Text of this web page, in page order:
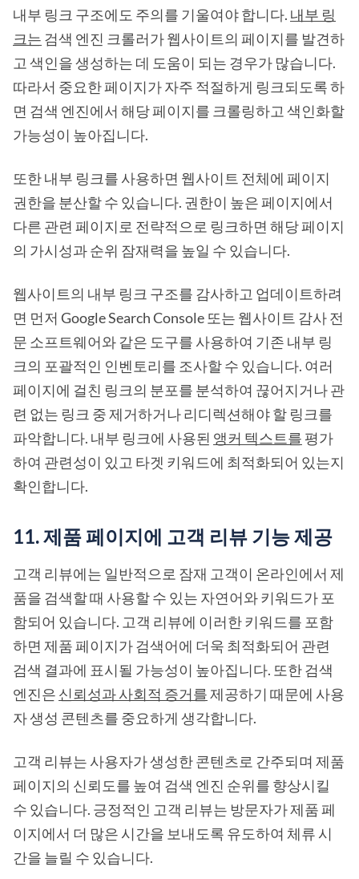
내부 링크 구조에도 주의를 기울여야 합니다. 내부 링
크는 검색 엔진 크롤러가 웹사이트의 페이지를 발견하
고 색인을 생성하는 데 도움이 되는 경우가 많습니다.
따라서 중요한 페이지가 자주 적절하게 링크되도록 하
면 검색 엔진에서 해당 페이지를 크롤링하고 색인화할
가능성이 높아집니다.
또한 내부 링크를 사용하면 웹사이트 전체에 페이지
권한을 분산할 수 있습니다. 권한이 높은 페이지에서
다른 관련 페이지로 전략적으로 링크하면 해당 페이지
의 가시성과 순위 잠재력을 높일 수 있습니다.
웹사이트의 내부 링크 구조를 감사하고 업데이트하려
면 먼저 Google Search Console 또는 웹사이트 감사 전
문 소프트웨어와 같은 도구를 사용하여 기존 내부 링
크의 포괄적인 인벤토리를 조사할 수 있습니다. 여러
페이지에 걸친 링크의 분포를 분석하여 끊어지거나 관
련 없는 링크 중 제거하거나 리디렉션해야 할 링크를
파악합니다. 내부 링크에 사용된 앵커 텍스트를 평가
하여 관련성이 있고 타겟 키워드에 최적화되어 있는지
확인합니다.
11. 제품 페이지에 고객 리뷰 기능 제공
고객 리뷰에는 일반적으로 잠재 고객이 온라인에서 제
품을 검색할 때 사용할 수 있는 자연어와 키워드가 포
함되어 있습니다. 고객 리뷰에 이러한 키워드를 포함
하면 제품 페이지가 검색어에 더욱 최적화되어 관련
검색 결과에 표시될 가능성이 높아집니다. 또한 검색
엔진은 신뢰성과 사회적 증거를제공하기 때문에 사용
자 생성 콘텐츠를 중요하게 생각합니다.
고객 리뷰는 사용자가 생성한 콘텐츠로 간주되며 제품
페이지의 신뢰도를 높여 검색 엔진 순위를 향상시킬
수 있습니다. 긍정적인 고객 리뷰는 방문자가 제품 페
이지에서 더 많은 시간을 보내도록 유도하여 체류 시
간을 늘릴 수 있습니다.